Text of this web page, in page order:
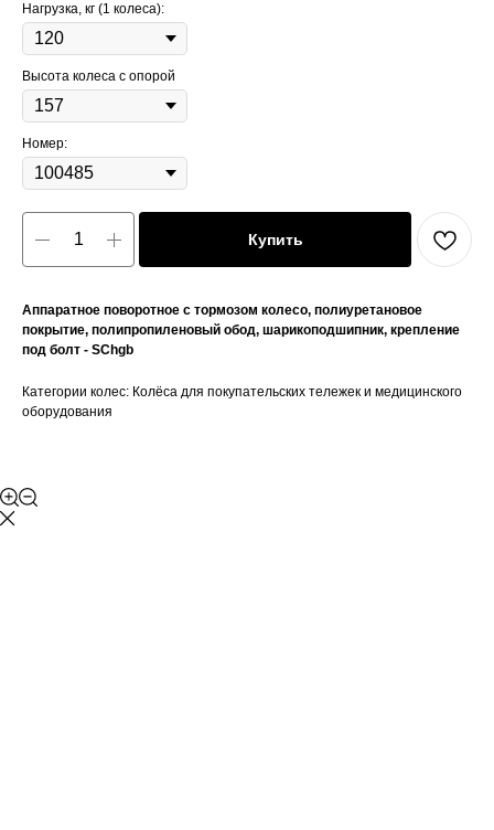
Нагрузка, кг (1 колеса):
Высота колеса с опорой
Номер:
Купить
Аппаратное поворотное с тормозом колесо, полиуретановое
покрытие, полипропиленовый обод, шарикоподшипник, крепление
под болт - SChgb
Категории колес: Колёса для покупательских тележек и медицинского
оборудования